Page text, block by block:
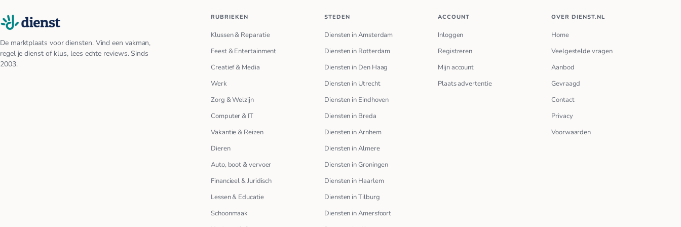
De marktplaats voor diensten. Vind een vakman,
regel je dienst of klus, lees echte reviews. Sinds
2003.
RUBRIEKEN
Klussen & Reparatie
Feest & Entertainment
Creatief & Media
Werk
Zorg & Welzijn
Computer & IT
Vakantie & Reizen
Dieren
Auto, boot & vervoer
Financieel & Juridisch
Lessen & Educatie
Schoonmaak
STEDEN
Diensten in Amsterdam
Diensten in Rotterdam
Diensten in Den Haag
Diensten in Utrecht
Diensten in Eindhoven
Diensten in Breda
Diensten in Arnhem
Diensten in Almere
Diensten in Groningen
Diensten in Haarlem
Diensten in Tilburg
Diensten in Amersfoort
ACCOUNT
Inloggen
Registreren
Mijn account
Plaats advertentie
OVER DIENST.NL
Home
Veelgestelde vragen
Aanbod
Gevraagd
Contact
Privacy
Voorwaarden